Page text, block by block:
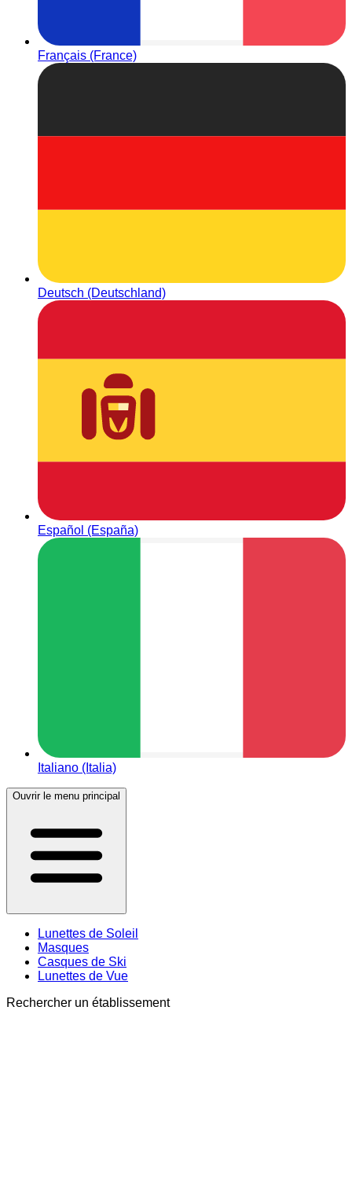
Français (France)
Deutsch (Deutschland)
Español (España)
Italiano (Italia)
Ouvrir le menu principal
Lunettes de Soleil
Masques
Casques de Ski
Lunettes de Vue
Rechercher un établissement